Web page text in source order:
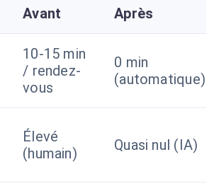
Avant Après
10-15 min
/ rendez-
vous
0 min
(automatique)
Élevé
(humain)
Quasi nul (IA)